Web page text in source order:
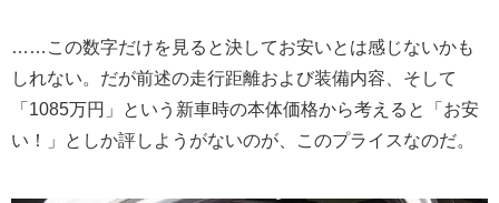
……この数字だけを見ると決してお安いとは感じないかも
しれない。だが前述の走行距離および装備内容、そして
「1085万円」という新車時の本体価格から考えると「お安
い！」としか評しようがないのが、このプライスなのだ。